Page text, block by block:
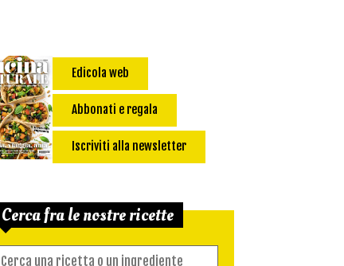
Edicola web
Abbonati e regala
Iscriviti alla newsletter
Cerca fra le nostre ricette